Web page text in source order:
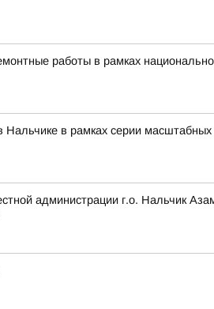
работы в рамках
Нальчике в рамках серии
администрации г.о. Нальчик